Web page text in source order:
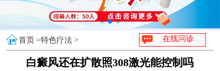
首页 >特色疗法 > 在线问诊
白癜风还在扩散照308激光能控制吗